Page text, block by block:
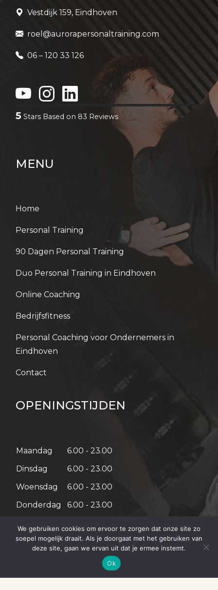
Vestdijk 159, Eindhoven
roel@aurorapersonaltraining.com
06 – 120 33 126
5 Stars Based on 83 Reviews
MENU
Home
Personal Training
90 Dagen Personal Training
Duo Personal Training in Eindhoven
Online Coaching
Bedrijfsfitness
Personal Coaching voor Ondernemers in
Eindhoven
Contact
OPENINGSTIJDEN
Maandag
6.00 - 23.00
Dinsdag
6.00 - 23.00
Woensdag
6.00 - 23.00
Donderdag
6.00 - 23.00
Zaterdag
08:00 – 18:00
08:00 – 18:00
We gebruiken cookies om ervoor te zorgen dat onze site zo
soepel mogelijk draait. Als je doorgaat met het gebruiken van
deze site, gaan we ervan uit dat je ermee instemt.
Ok